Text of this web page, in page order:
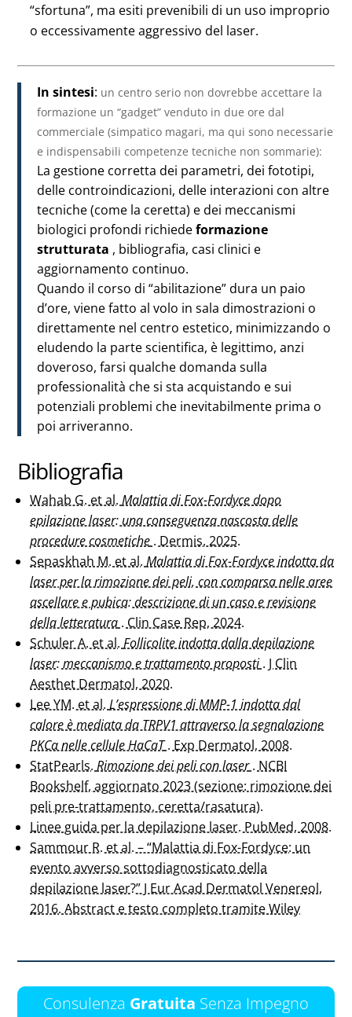
“sfortuna”, ma esiti prevenibili di un uso improprio
o eccessivamente aggressivo del laser.
In sintesi: un centro serio non dovrebbe accettare la
formazione un “gadget” venduto in due ore dal
commerciale (simpatico magari, ma qui sono necessarie
e indispensabili competenze tecniche non sommarie):
La gestione corretta dei parametri, dei fototipi,
delle controindicazioni, delle interazioni con altre
tecniche (come la ceretta) e dei meccanismi
biologici profondi richiedeformazione
strutturata , bibliografia, casi clinici e
aggiornamento continuo.
Quando il corso di “abilitazione” dura un paio
d’ore, viene fatto al volo in sala dimostrazioni o
direttamente nel centro estetico, minimizzando o
eludendo la parte scientifica, è legittimo, anzi
doveroso, farsi qualche domanda sulla
professionalità che si sta acquistando e sui
potenziali problemi che inevitabilmente prima o
poi arriveranno.
Bibliografia
Wahab G. et al.Malattia di Fox-Fordyce dopo
epilazione laser: una conseguenza nascosta delle
procedure cosmetiche . Dermis, 2025.
Sepaskhah M. et al.Malattia di Fox-Fordyce indotta da
laser per la rimozione dei peli, con comparsa nelle aree
ascellare e pubica: descrizione di un caso e revisione
della letteratura . Clin Case Rep, 2024.
Schuler A. et al.Follicolite indotta dalla depilazione
laser: meccanismo e trattamento proposti. J Clin
Aesthet Dermatol, 2020.
Lee YM. et al.L’espressione di MMP-1 indotta dal
calore è mediata da TRPV1 attraverso la segnalazione
PKCα nelle cellule HaCaT. Exp Dermatol, 2008.
StatPearls.Rimozione dei peli con laser. NCBI
Bookshelf, aggiornato 2023 (sezione: rimozione dei
peli pre-trattamento, ceretta/rasatura).
Linee guida per la depilazione laser. PubMed, 2008.
Sammour R. et al. – “Malattia di Fox-Fordyce: un
evento avverso sottodiagnosticato della
depilazione laser?” J Eur Acad Dermatol Venereol,
2016. Abstract e testo completo tramite Wiley
Consulenza Gratuita Senza Impegno